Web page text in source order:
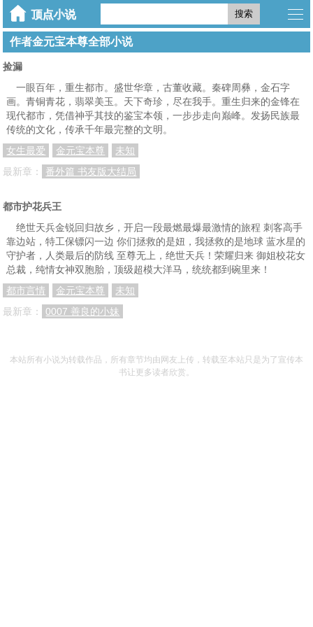
搜索
作者金元宝本尊全部小说
捡漏
一眼百年，重生都市。盛世华章，古董收藏。秦碑周彝，金石字
画。青铜青花，翡翠美玉。天下奇珍，尽在我手。重生归来的金锋在
现代都市，凭借神乎其技的鉴宝本领，一步步走向巅峰。发扬民族最
传统的文化，传承千年最完整的文明。
女生最爱
金元宝本尊
未知
最新章：
番外篇 书友版大结局
都市护花兵王
绝世天兵金锐回归故乡，开启一段最燃最爆最激情的旅程 刺客高手
靠边站，特工保镖闪一边 你们拯救的是妞，我拯救的是地球 蓝水星的
守护者，人类最后的防线 至尊无上，绝世天兵！荣耀归来 御姐校花女
总裁，纯情女神双胞胎，顶级超模大洋马，统统都到碗里来！
都市言情
金元宝本尊
未知
最新章：
0007 善良的小妹
本站所有小说为转载作品，所有章节均由网友上传，转载至本站只是为了宣传本
书让更多读者欣赏。